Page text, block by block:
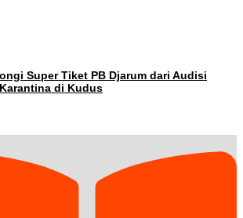
Super Tiket PB Djarum dari Audisi
di Kudus